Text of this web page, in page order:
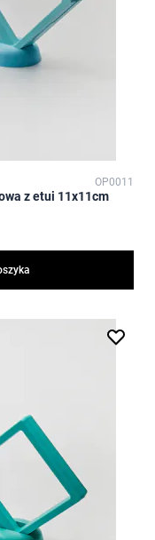
OP0011
z etui 11x11cm